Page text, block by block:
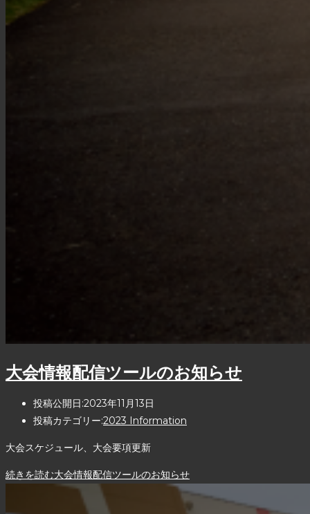
大会情報配信ツールのお知らせ
投稿公開日:2023年11月13日
投稿カテゴリー:2023 Information
大会スケジュール、大会要項更新
続きを読む大会情報配信ツールのお知らせ